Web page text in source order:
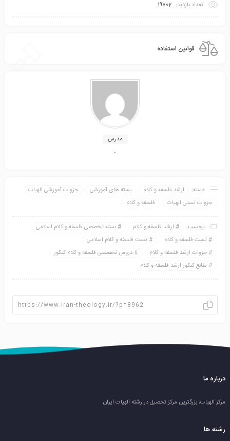
مندی
تعداد بازدید: 19702
قوانین استفاده
مدرس
.
دسته: ارشد فلسفه و کلام بسته های آموزشی
جزوات آموزشی الهیات
جزوات تستی الهیات
فلسفه و کلام
برچسب: ارشد فلسفه و کلام
بسته تخصصی فلسفه و کلام اسلامی
تست فلسفه و کلام
تست فلسفه و کلام اسلامی
جزوات ارشد فلسفه و کلام
دروس تخصصی فلسفه و کلام کنکور
منابع کنکور ارشد فلسفه و کلام
درباره ما
مرکز الهیات، بزرگترین مرکز تحصیل در رشته الهیات ایران
رشته ها